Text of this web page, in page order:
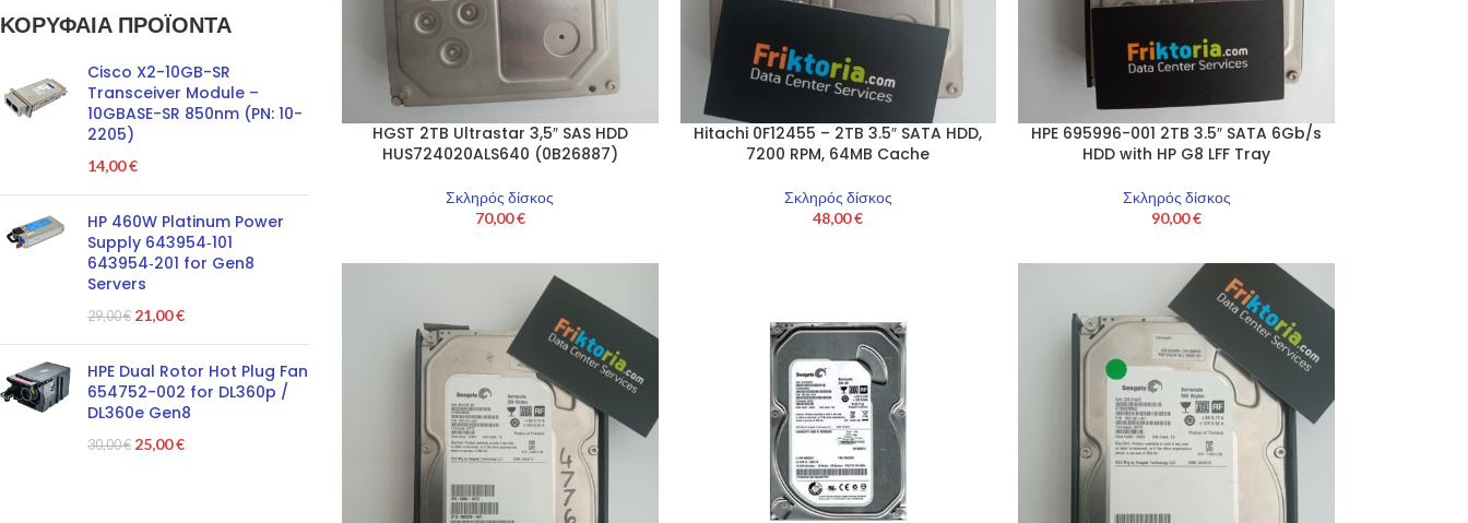
ΚΟΡΥΦΑΙΑ ΠΡΟΪΌΝΤΑ
Cisco X2-10GB-SR
Transceiver Module –
10GBASE-SR 850nm (PN: 10-
2205)
14,00€
HP 460W Platinum Power
Supply 643954‑101
643954‑201 for Gen8
Servers
29,00€ 21,00€
HPE Dual Rotor Hot Plug Fan
654752-002 for DL360p /
DL360e Gen8
30,00€ 25,00€
HGST 2TB Ultrastar 3,5″ SAS HDD
HUS724020ALS640 (0B26887)
Σκληρός δίσκος
70,00€
Hitachi 0F12455 – 2TB 3.5″ SATA HDD,
7200 RPM, 64MB Cache
Σκληρός δίσκος
48,00€
HPE 695996-001 2TB 3.5″ SATA 6Gb/s
HDD with HP G8 LFF Tray
Σκληρός δίσκος
90,00€